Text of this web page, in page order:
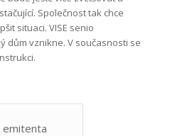
Společnost tak chce
situaci. VISE senio
dům vznikne. V současnosti se
emitenta